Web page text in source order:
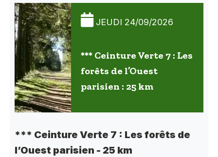
JEUDI 24/09/2026
*** Ceinture Verte 7 : Les
forêts de l’Ouest
parisien : 25 km
*** Ceinture Verte 7 : Les forêts de
l’Ouest parisien - 25 km